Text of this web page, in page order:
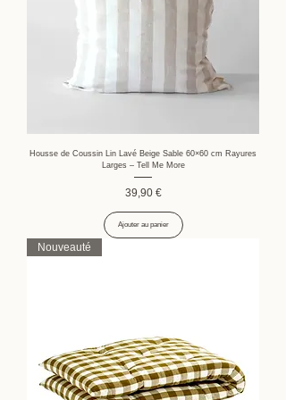
Housse de Coussin Lin Lavé Beige Sable 60×60 cm Rayures
Larges – Tell Me More
Prix
39,90 €
Ajouter au panier
Nouveauté